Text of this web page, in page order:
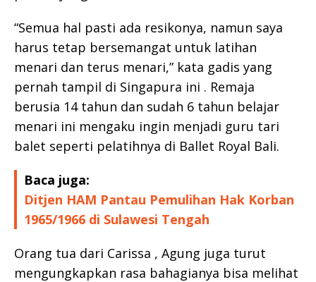
“Semua hal pasti ada resikonya, namun saya
harus tetap bersemangat untuk latihan
menari dan terus menari,” kata gadis yang
pernah tampil di Singapura ini . Remaja
berusia 14 tahun dan sudah 6 tahun belajar
menari ini mengaku ingin menjadi guru tari
balet seperti pelatihnya di Ballet Royal Bali.
Baca juga:
Ditjen HAM Pantau Pemulihan Hak Korban
1965/1966 di Sulawesi Tengah
Orang tua dari Carissa , Agung juga turut
mengungkapkan rasa bahagianya bisa melihat